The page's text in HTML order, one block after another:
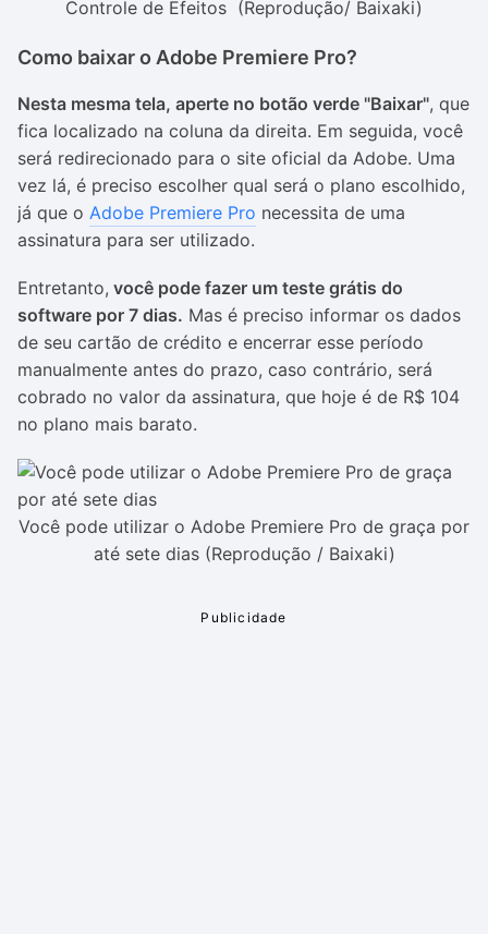
Controle de Efeitos (Reprodução/ Baixaki)
Como baixar o Adobe Premiere Pro?
Nesta mesma tela, aperte no botão verde "Baixar", que
fica localizado na coluna da direita. Em seguida, você
será redirecionado para o site oficial da Adobe. Uma
vez lá, é preciso escolher qual será o plano escolhido,
já que o Adobe Premiere Pro necessita de uma
assinatura para ser utilizado.
Entretanto, você pode fazer um teste grátis do
software por 7 dias. Mas é preciso informar os dados
de seu cartão de crédito e encerrar esse período
manualmente antes do prazo, caso contrário, será
cobrado no valor da assinatura, que hoje é de R$ 104
no plano mais barato.
Você pode utilizar o Adobe Premiere Pro de graça por
até sete dias (Reprodução / Baixaki)